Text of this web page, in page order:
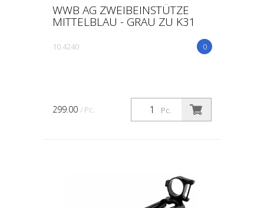
WWB AG ZWEIBEINSTÜTZE
MITTELBLAU - GRAU ZU K31
0
10.4240
Pc.
299.00 / Pc.